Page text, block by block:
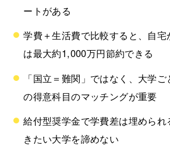
ートがある
学費＋生活費で比較すると、自
は最大約1,000万円節約できる
「国立＝難関」ではなく、大学
の得意科目のマッチングが重要
給付型奨学金で学費差は埋めら
きたい大学を諦めない